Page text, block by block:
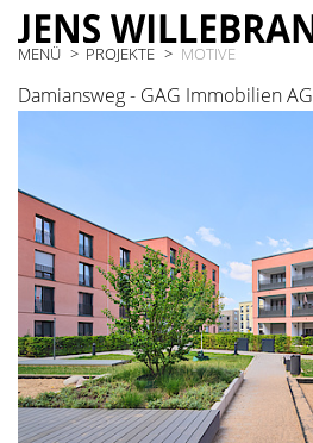
MENÜ PROJEKTE MOTIVE
Damiansweg - GAG Immobilien AG